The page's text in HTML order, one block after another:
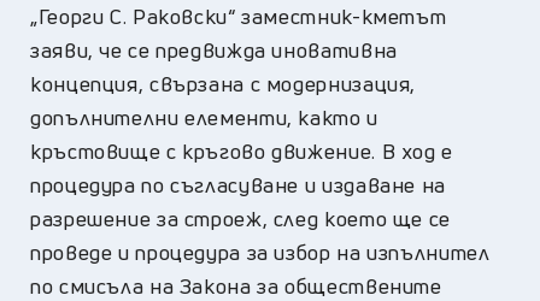
„Георги С. Раковски“ заместник-кметът
заяви, че се предвижда иновативна
концепция, свързана с модернизация,
допълнителни елементи, както и
кръстовище с кръгово движение. В ход е
процедура по съгласуване и издаване на
разрешение за строеж, след което ще се
проведе и процедура за избор на изпълнител
по смисъла на Закона за обществените